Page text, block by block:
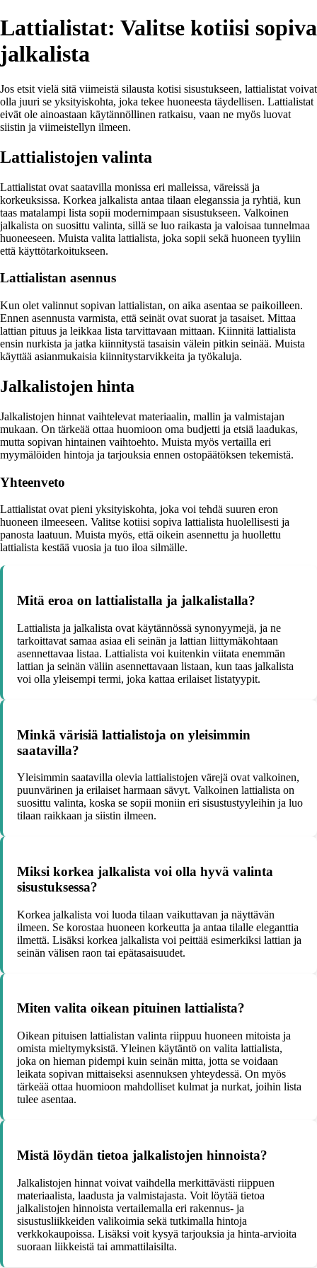
Lattialistat: Valitse kotiisi sopiva
jalkalista
Jos etsit vielä sitä viimeistä silausta kotisi sisustukseen, lattialistat voivat
olla juuri se yksityiskohta, joka tekee huoneesta täydellisen. Lattialistat
eivät ole ainoastaan käytännöllinen ratkaisu, vaan ne myös luovat
siistin ja viimeistellyn ilmeen.
Lattialistojen valinta
Lattialistat ovat saatavilla monissa eri malleissa, väreissä ja
korkeuksissa. Korkea jalkalista antaa tilaan eleganssia ja ryhtiä, kun
taas matalampi lista sopii modernimpaan sisustukseen. Valkoinen
jalkalista on suosittu valinta, sillä se luo raikasta ja valoisaa tunnelmaa
huoneeseen. Muista valita lattialista, joka sopii sekä huoneen tyyliin
että käyttötarkoitukseen.
Lattialistan asennus
Kun olet valinnut sopivan lattialistan, on aika asentaa se paikoilleen.
Ennen asennusta varmista, että seinät ovat suorat ja tasaiset. Mittaa
lattian pituus ja leikkaa lista tarvittavaan mittaan. Kiinnitä lattialista
ensin nurkista ja jatka kiinnitystä tasaisin välein pitkin seinää. Muista
käyttää asianmukaisia kiinnitystarvikkeita ja työkaluja.
Jalkalistojen hinta
Jalkalistojen hinnat vaihtelevat materiaalin, mallin ja valmistajan
mukaan. On tärkeää ottaa huomioon oma budjetti ja etsiä laadukas,
mutta sopivan hintainen vaihtoehto. Muista myös vertailla eri
myymälöiden hintoja ja tarjouksia ennen ostopäätöksen tekemistä.
Yhteenveto
Lattialistat ovat pieni yksityiskohta, joka voi tehdä suuren eron
huoneen ilmeeseen. Valitse kotiisi sopiva lattialista huolellisesti ja
panosta laatuun. Muista myös, että oikein asennettu ja huollettu
lattialista kestää vuosia ja tuo iloa silmälle.
Mitä eroa on lattialistalla ja jalkalistalla?
Lattialista ja jalkalista ovat käytännössä synonyymejä, ja ne
tarkoittavat samaa asiaa eli seinän ja lattian liittymäkohtaan
asennettavaa listaa. Lattialista voi kuitenkin viitata enemmän
lattian ja seinän väliin asennettavaan listaan, kun taas jalkalista
voi olla yleisempi termi, joka kattaa erilaiset listatyypit.
Minkä värisiä lattialistoja on yleisimmin
saatavilla?
Yleisimmin saatavilla olevia lattialistojen värejä ovat valkoinen,
puunvärinen ja erilaiset harmaan sävyt. Valkoinen lattialista on
suosittu valinta, koska se sopii moniin eri sisustustyyleihin ja luo
tilaan raikkaan ja siistin ilmeen.
Miksi korkea jalkalista voi olla hyvä valinta
sisustuksessa?
Korkea jalkalista voi luoda tilaan vaikuttavan ja näyttävän
ilmeen. Se korostaa huoneen korkeutta ja antaa tilalle eleganttia
ilmettä. Lisäksi korkea jalkalista voi peittää esimerkiksi lattian ja
seinän välisen raon tai epätasaisuudet.
Miten valita oikean pituinen lattialista?
Oikean pituisen lattialistan valinta riippuu huoneen mitoista ja
omista mieltymyksistä. Yleinen käytäntö on valita lattialista,
joka on hieman pidempi kuin seinän mitta, jotta se voidaan
leikata sopivan mittaiseksi asennuksen yhteydessä. On myös
tärkeää ottaa huomioon mahdolliset kulmat ja nurkat, joihin lista
tulee asentaa.
Mistä löydän tietoa jalkalistojen hinnoista?
Jalkalistojen hinnat voivat vaihdella merkittävästi riippuen
materiaalista, laadusta ja valmistajasta. Voit löytää tietoa
jalkalistojen hinnoista vertailemalla eri rakennus- ja
sisustusliikkeiden valikoimia sekä tutkimalla hintoja
verkkokaupoissa. Lisäksi voit kysyä tarjouksia ja hinta-arvioita
suoraan liikkeistä tai ammattilaisilta.